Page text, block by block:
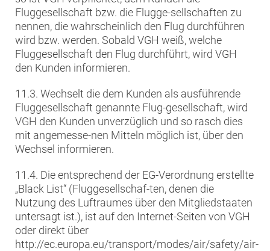
Fluggesellschaft bzw. die Flugge-sellschaften zu
nennen, die wahrscheinlich den Flug durchführen
wird bzw. werden. Sobald VGH weiß, welche
Fluggesellschaft den Flug durchführt, wird VGH
den Kunden informieren.
11.3. Wechselt die dem Kunden als ausführende
Fluggesellschaft genannte Flug-gesellschaft, wird
VGH den Kunden unverzüglich und so rasch dies
mit angemesse-nen Mitteln möglich ist, über den
Wechsel informieren.
11.4. Die entsprechend der EG-Verordnung erstellte
„Black List“ (Fluggesellschaf-ten, denen die
Nutzung des Luftraumes über den Mitgliedstaaten
untersagt ist.), ist auf den Internet-Seiten von VGH
oder direkt über
http://ec.europa.eu/transport/modes/air/safety/air-